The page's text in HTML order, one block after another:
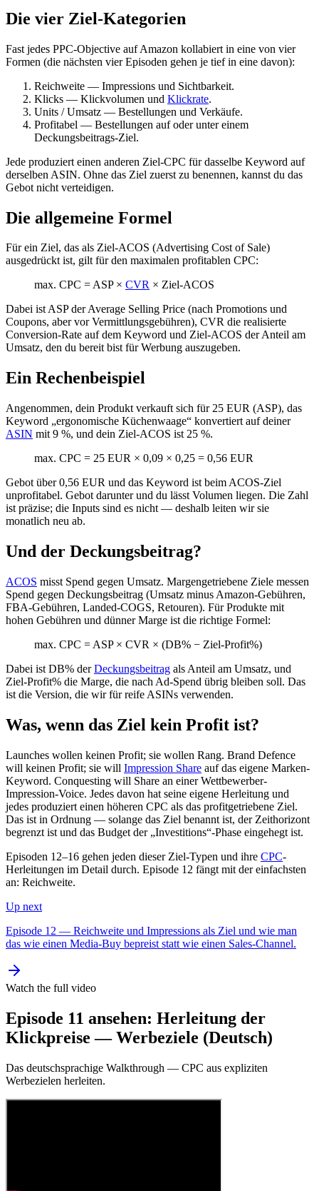
Die vier Ziel-Kategorien
Fast jedes PPC-Objective auf Amazon kollabiert in eine von vier
Formen (die nächsten vier Episoden gehen je tief in eine davon):
Reichweite — Impressions und Sichtbarkeit.
Klicks — Klickvolumen und Klickrate.
Units / Umsatz — Bestellungen und Verkäufe.
Profitabel — Bestellungen auf oder unter einem
Deckungsbeitrags-Ziel.
Jede produziert einen anderen Ziel-CPC für dasselbe Keyword auf
derselben ASIN. Ohne das Ziel zuerst zu benennen, kannst du das
Gebot nicht verteidigen.
Die allgemeine Formel
Für ein Ziel, das als Ziel-ACOS (Advertising Cost of Sale)
ausgedrückt ist, gilt für den maximalen profitablen CPC:
max. CPC = ASP × CVR × Ziel-ACOS
Dabei ist ASP der Average Selling Price (nach Promotions und
Coupons, aber vor Vermittlungsgebühren), CVR die realisierte
Conversion-Rate auf dem Keyword und Ziel-ACOS der Anteil am
Umsatz, den du bereit bist für Werbung auszugeben.
Ein Rechenbeispiel
Angenommen, dein Produkt verkauft sich für 25 EUR (ASP), das
Keyword „ergonomische Küchenwaage“ konvertiert auf deiner
ASIN mit 9 %, und dein Ziel-ACOS ist 25 %.
max. CPC = 25 EUR × 0,09 × 0,25 = 0,56 EUR
Gebot über 0,56 EUR und das Keyword ist beim ACOS-Ziel
unprofitabel. Gebot darunter und du lässt Volumen liegen. Die Zahl
ist präzise; die Inputs sind es nicht — deshalb leiten wir sie
monatlich neu ab.
Und der Deckungsbeitrag?
ACOS misst Spend gegen Umsatz. Margengetriebene Ziele messen
Spend gegen Deckungsbeitrag (Umsatz minus Amazon-Gebühren,
FBA-Gebühren, Landed-COGS, Retouren). Für Produkte mit
hohen Gebühren und dünner Marge ist die richtige Formel:
max. CPC = ASP × CVR × (DB% − Ziel-Profit%)
Dabei ist DB% derDeckungsbeitrag als Anteil am Umsatz, und
Ziel-Profit% die Marge, die nach Ad-Spend übrig bleiben soll. Das
ist die Version, die wir für reife ASINs verwenden.
Was, wenn das Ziel kein Profit ist?
Launches wollen keinen Profit; sie wollen Rang. Brand Defence
will keinen Profit; sie will Impression Share auf das eigene Marken-
Keyword. Conquesting will Share an einer Wettbewerber-
Impression-Voice. Jedes davon hat seine eigene Herleitung und
jedes produziert einen höheren CPC als das profitgetriebene Ziel.
Das ist in Ordnung — solange das Ziel benannt ist, der Zeithorizont
begrenzt ist und das Budget der „Investitions“-Phase eingehegt ist.
Episoden 12–16 gehen jeden dieser Ziel-Typen und ihre CPC-
Herleitungen im Detail durch. Episode 12 fängt mit der einfachsten
an: Reichweite.
Up next
Episode 12 — Reichweite und Impressions als Ziel und wie man
das wie einen Media-Buy bepreist statt wie einen Sales-Channel.
Watch the full video
Episode 11 ansehen: Herleitung der
Klickpreise — Werbeziele (Deutsch)
Das deutschsprachige Walkthrough — CPC aus expliziten
Werbezielen herleiten.